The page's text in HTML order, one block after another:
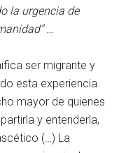
la urgencia de
…
ser migrante y
esta experiencia
mayor de quienes
y entenderla,
(…) La